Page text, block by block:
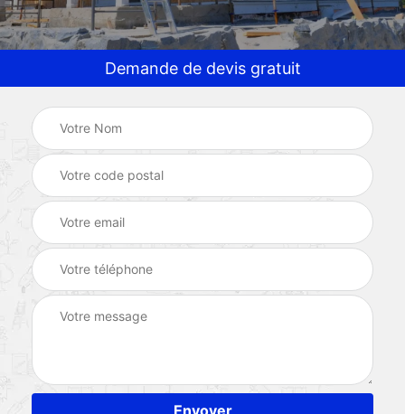
Demande de devis gratuit